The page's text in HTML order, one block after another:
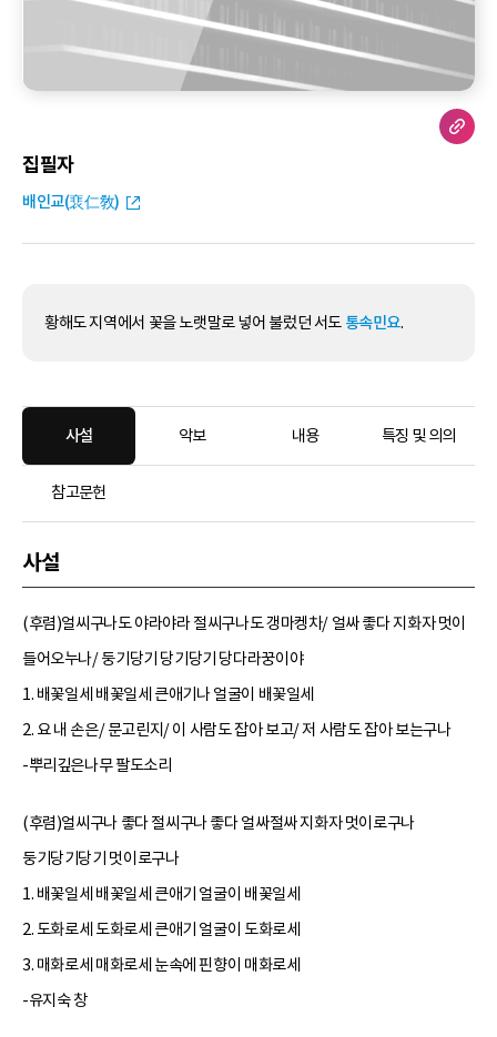
집필자
배인교(裵仁敎)
황해도 지역에서 꽃을 노랫말로 넣어 불렀던 서도 통속민요.
사설 악보 내용 특징 및 의의
참고문헌
사설
(후렴)얼씨구나도 야라야라 절씨구나도 갱마켕차/ 얼싸 좋다 지화자 멋이
들어오누나/ 둥기당기 당기당기 당다라꿍이야
1. 배꽃일세 배꽃일세 큰애기나 얼굴이 배꽃일세
2. 요 내 손은/ 문고린지/ 이 사람도 잡아 보고/ 저 사람도 잡아 보는구나
-뿌리깊은나무 팔도소리
(후렴)얼씨구나 좋다 절씨구나 좋다 얼싸절싸 지화자 멋이로구나
둥기당기당기 멋이로구나
1. 배꽃일세 배꽃일세 큰애기 얼굴이 배꽃일세
2. 도화로세 도화로세 큰애기 얼굴이 도화로세
3. 매화로세 매화로세 눈속에 핀향이 매화로세
-유지숙 창